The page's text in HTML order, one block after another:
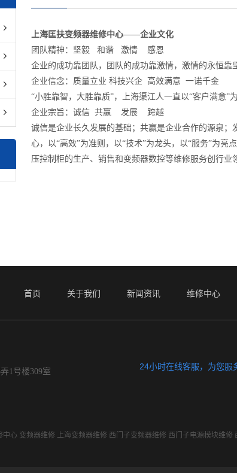
上海匡扶变频器维修中心——企业文化
团队精神：坚毅 和谐 激情 感恩
企业的成功靠团队，团队的成功靠激情，激情的永恒靠
企业信念：质量立业 科技兴企 高效满意 一诺千金
“小胜靠智，大胜靠质”，上海渠江人一直以“客户满意”
企业宗旨：诚信 共赢 发展 跨越
诚信是企业长久发展的基础；共赢是企业合作的源泉
心，以“高效”为准则，以“技术”为龙头，以“服务”为亮
压控制柜的生产、销售和变频器数控等维修服务创行业
首页 关于我们 新闻资讯 维修中心
1号楼309室
24小时在线客服，为您服
中心 变频器维修 上海变频器维修 西门子变频器维修 西门子电源模块维修